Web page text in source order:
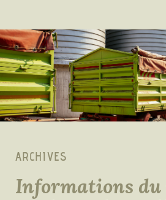
ARCHIVES
Informations du